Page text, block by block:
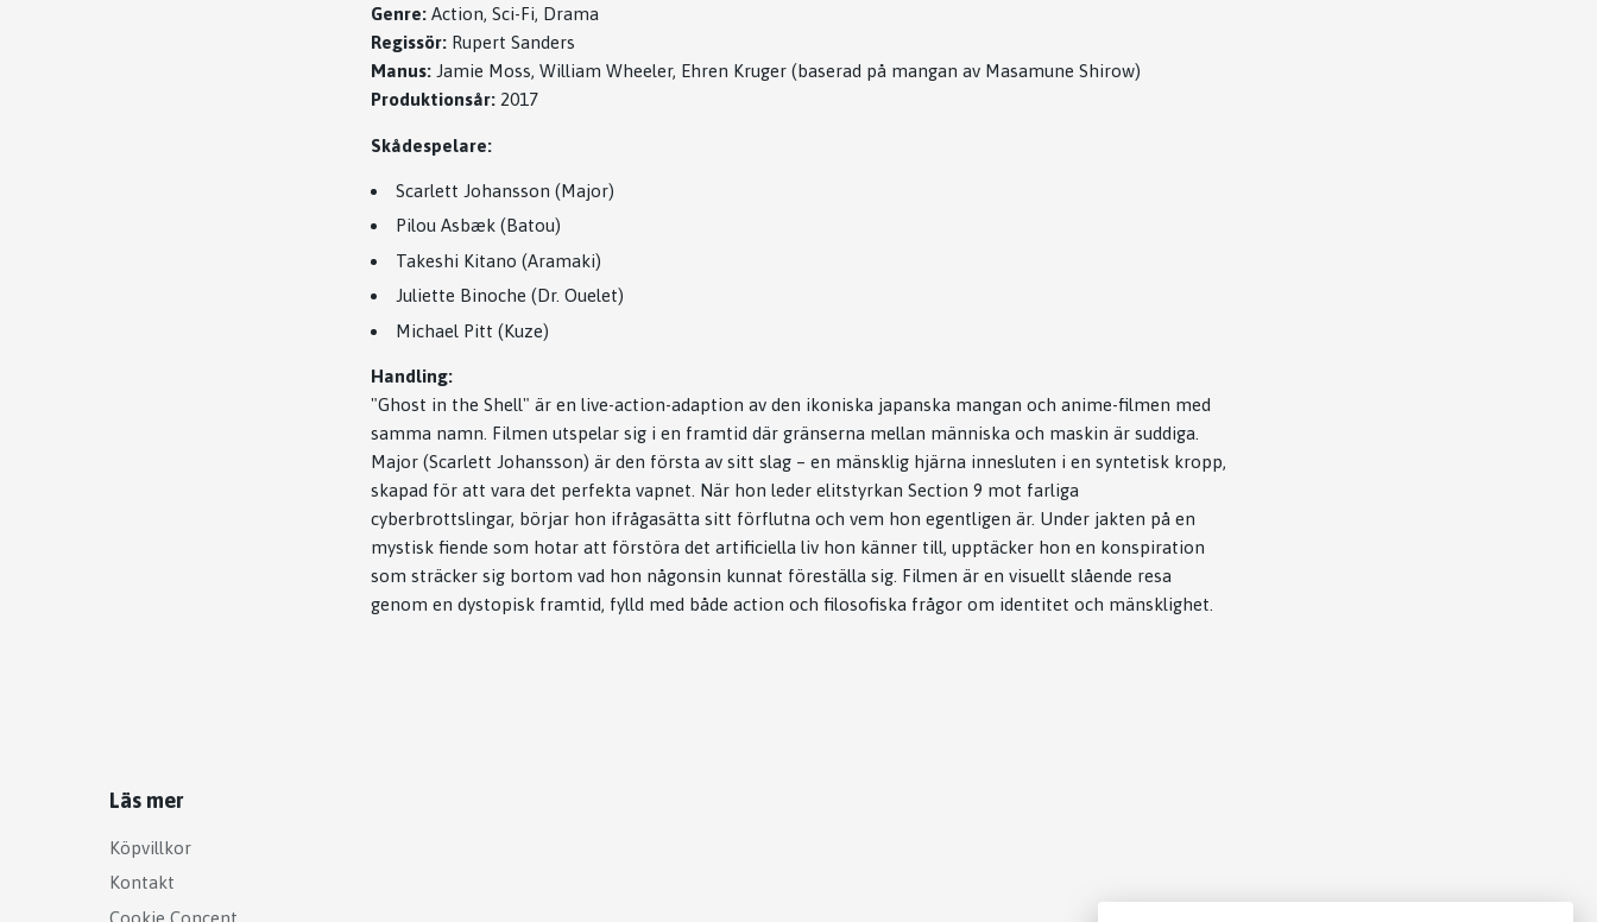
Genre: Action, Sci-Fi, Drama
Regissör: Rupert Sanders
Manus: Jamie Moss, William Wheeler, Ehren Kruger (baserad på mangan av Masamune Shirow)
Produktionsår: 2017
Skådespelare:
Scarlett Johansson (Major)
Pilou Asbæk (Batou)
Takeshi Kitano (Aramaki)
Juliette Binoche (Dr. Ouelet)
Michael Pitt (Kuze)
Handling:
"Ghost in the Shell" är en live-action-adaption av den ikoniska japanska mangan och anime-filmen med
samma namn. Filmen utspelar sig i en framtid där gränserna mellan människa och maskin är suddiga.
Major (Scarlett Johansson) är den första av sitt slag – en mänsklig hjärna innesluten i en syntetisk kropp,
skapad för att vara det perfekta vapnet. När hon leder elitstyrkan Section 9 mot farliga
cyberbrottslingar, börjar hon ifrågasätta sitt förflutna och vem hon egentligen är. Under jakten på en
mystisk fiende som hotar att förstöra det artificiella liv hon känner till, upptäcker hon en konspiration
som sträcker sig bortom vad hon någonsin kunnat föreställa sig. Filmen är en visuellt slående resa
genom en dystopisk framtid, fylld med både action och filosofiska frågor om identitet och mänsklighet.
Läs mer
Köpvillkor
Kontakt
Cookie Concent